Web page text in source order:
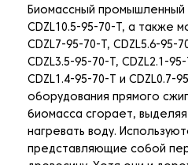
Биомассный промышленный
CDZL10.5-95-70-T, а также
CDZL7-95-70-T, CDZL5.6-95-
CDZL3.5-95-70-T, CDZL2.1-
CDZL1.4-95-70-T и CDZL0.7-
оборудования прямого
биомасса сгорает,
нагревать воду.
представляющие собой